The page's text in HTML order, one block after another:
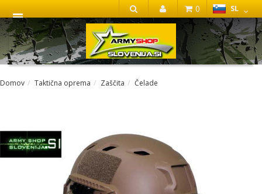
IŠČI
SL
0
Domov Taktična oprema Zaščita Čelade